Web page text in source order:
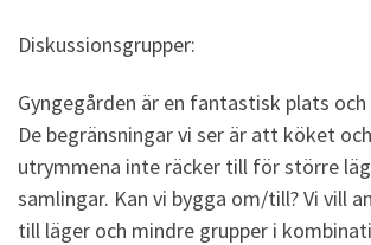
Diskussionsgrupper:
Gyngegården är en fantastisk plats
De begränsningar vi ser är att köket
utrymmena inte räcker till för större
samlingar. Kan vi bygga om/till? Vi vill
till läger och mindre grupper i